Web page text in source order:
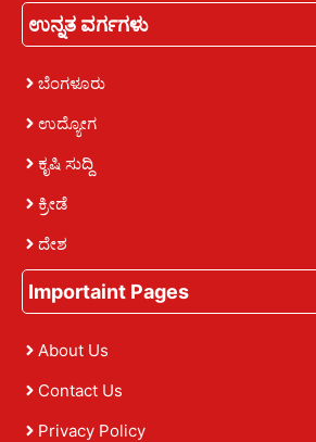
ಉನ್ನತ ವರ್ಗಗಳು
ಬೆಂಗಳೂರು
ಉದ್ಯೋಗ
ಕೃಷಿ ಸುದ್ದಿ
ಕ್ರೀಡೆ
ದೇಶ
Importaint Pages
About Us
Contact Us
Privacy Policy